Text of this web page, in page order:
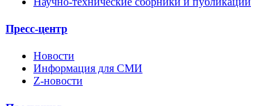
Пресс-центр
Новости
Информация для СМИ
Z-новости